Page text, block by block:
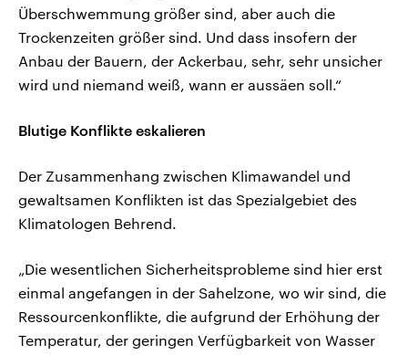
Überschwemmung größer sind, aber auch die
Trockenzeiten größer sind. Und dass insofern der
Anbau der Bauern, der Ackerbau, sehr, sehr unsicher
wird und niemand weiß, wann er aussäen soll.“
Blutige Konflikte eskalieren
Der Zusammenhang zwischen Klimawandel und
gewaltsamen Konflikten ist das Spezialgebiet des
Klimatologen Behrend.
„Die wesentlichen Sicherheitsprobleme sind hier erst
einmal angefangen in der Sahelzone, wo wir sind, die
Ressourcenkonflikte, die aufgrund der Erhöhung der
Temperatur, der geringen Verfügbarkeit von Wasser